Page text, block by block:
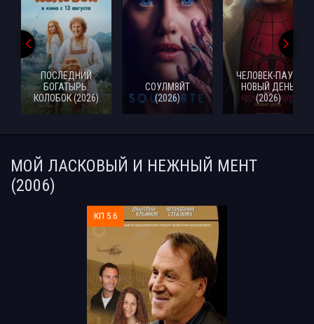
ПОСЛЕДНИЙ
БОГАТЫРЬ.
КОЛОБОК (2026)
СОУЛМ8ЙТ
(2026)
ЧЕЛОВЕК-ПАУК:
НОВЫЙ ДЕНЬ
(2026)
МОЙ ЛАСКОВЫЙ И НЕЖНЫЙ МЕНТ
(2006)
КП 5.6